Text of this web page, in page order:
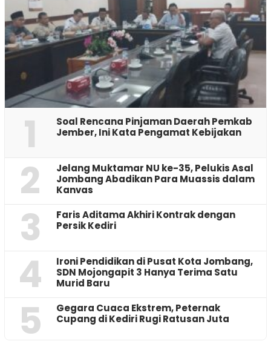
1
‎Soal Rencana Pinjaman Daerah Pemkab
Jember, Ini Kata Pengamat Kebijakan ‎
2
Jelang Muktamar NU ke-35, Pelukis Asal
Jombang Abadikan Para Muassis dalam
Kanvas
3
Faris Aditama Akhiri Kontrak dengan
Persik Kediri
4
Ironi Pendidikan di Pusat Kota Jombang,
SDN Mojongapit 3 Hanya Terima Satu
Murid Baru
5
‎Gegara Cuaca Ekstrem, Peternak
Cupang di Kediri Rugi Ratusan Juta